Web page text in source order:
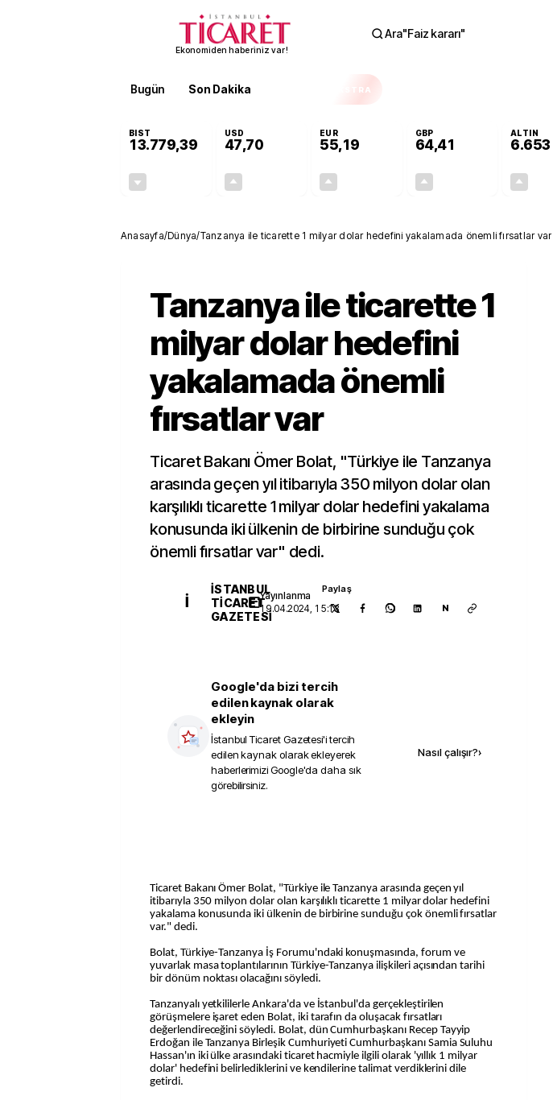
Ekonomiden haberiniz var!
Ara"Faiz kararı"
Bugün Son Dakika EKSTRA
BIST
13.779,39
USD
47,70
EUR
55,19
GBP
64,41
ALTIN
6.653
Anasayfa/Dünya/Tanzanya ile ticarette 1 milyar dolar hedefini yakalamada önemli fırsatlar var
Tanzanya ile ticarette 1
milyar dolar hedefini
yakalamada önemli
fırsatlar var
Ticaret Bakanı Ömer Bolat, "Türkiye ile Tanzanya
arasında geçen yıl itibarıyla 350 milyon dolar olan
karşılıklı ticarette 1 milyar dolar hedefini yakalama
konusunda iki ülkenin de birbirine sunduğu çok
önemli fırsatlar var" dedi.
İ
İSTANBUL
TICARET
GAZETESI
Yayınlanma
19.04.2024, 15:13
Paylaş
N
Google'da bizi tercih
edilen kaynak olarak
ekleyin
İstanbul Ticaret Gazetesi'i tercih
edilen kaynak olarak ekleyerek
haberlerimizi Google'da daha sık
görebilirsiniz.
Nasıl çalışır?›
Ticaret Bakanı Ömer Bolat, "Türkiye ile Tanzanya arasında geçen yıl
itibarıyla 350 milyon dolar olan karşılıklı ticarette 1 milyar dolar hedefini
yakalama konusunda iki ülkenin de birbirine sunduğu çok önemli fırsatlar
var." dedi.
Bolat, Türkiye-Tanzanya İş Forumu'ndaki konuşmasında, forum ve
yuvarlak masa toplantılarının Türkiye-Tanzanya ilişkileri açısından tarihi
bir dönüm noktası olacağını söyledi.
Tanzanyalı yetkililerle Ankara'da ve İstanbul'da gerçekleştirilen
görüşmelere işaret eden Bolat, iki tarafın da oluşacak fırsatları
değerlendireceğini söyledi. Bolat, dün Cumhurbaşkanı Recep Tayyip
Erdoğan ile Tanzanya Birleşik Cumhuriyeti Cumhurbaşkanı Samia Suluhu
Hassan'ın iki ülke arasındaki ticaret hacmiyle ilgili olarak 'yıllık 1 milyar
dolar' hedefini belirlediklerini ve kendilerine talimat verdiklerini dile
getirdi.